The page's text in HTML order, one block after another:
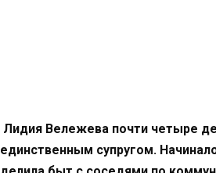
Лидия Вележева почти четыре
единственным супругом.